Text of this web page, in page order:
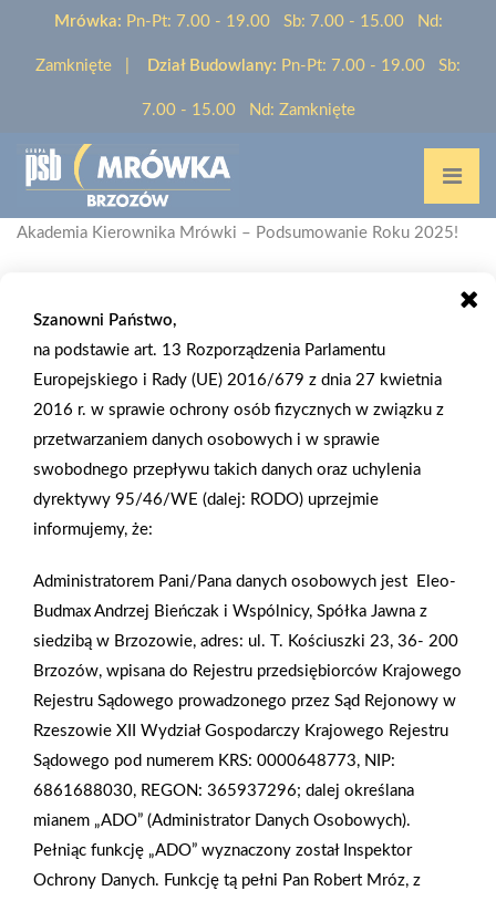
Mrówka: Pn-Pt: 7.00 - 19.00 Sb: 7.00 - 15.00 Nd:
Zamknięte | Dział Budowlany: Pn-Pt: 7.00 - 19.00 Sb:
7.00 - 15.00 Nd: Zamknięte
Aktualności /
Akademia Kierownika Mrówki – Podsumowanie Roku 2025!
2025-12-29
AKADEMIA KIEROWNIKA MRÓWKI –
PODSUMOWANIE ROKU 2025!
Zakończyliśmy 5. Edycję Akademii Kierownika Mrówki 🎓 , a
tym samym cały cykl szkoleń pracowników sieci w 2025 roku!
To był intensywny czas pełen wiedzy, inspiracji i wymiany
doświadczeń . 💡 Jak wyglądał AKM w liczbach? 📌 37 sklepów
PSB Mrówka 👥 52 uczestników – kierowników i liderów 📚 5
spotkań dwutygodniowych ☕ Mnóstwo ciastek, kawy i…
najlepsze relacje! Zaangażowanie, energia i otwartość na
rozwój uczestników pokazują, że wspólnie budujemy
społeczność liderów, którzy realnie zmieniają oblicze naszej
sieci. 💪
AKTUALNOŚCI
Szanowni Państwo,
na podstawie art. 13 Rozporządzenia Parlamentu
Europejskiego i Rady (UE) 2016/679 z dnia 27 kwietnia
2016 r. w sprawie ochrony osób fizycznych w związku z
przetwarzaniem danych osobowych i w sprawie
swobodnego przepływu takich danych oraz uchylenia
dyrektywy 95/46/WE (dalej: RODO) uprzejmie
informujemy, że:
Administratorem Pani/Pana danych osobowych jest Eleo-
Budmax Andrzej Bieńczak i Wspólnicy, Spółka Jawna z
siedzibą w Brzozowie, adres: ul. T. Kościuszki 23, 36- 200
Brzozów, wpisana do Rejestru przedsiębiorców Krajowego
Rejestru Sądowego prowadzonego przez Sąd Rejonowy w
Rzeszowie XII Wydział Gospodarczy Krajowego Rejestru
Sądowego pod numerem KRS: 0000648773, NIP:
6861688030, REGON: 365937296; dalej określana
mianem „ADO” (Administrator Danych Osobowych).
Pełniąc funkcję „ADO” wyznaczony został Inspektor
Ochrony Danych. Funkcję tą pełni Pan Robert Mróz, z